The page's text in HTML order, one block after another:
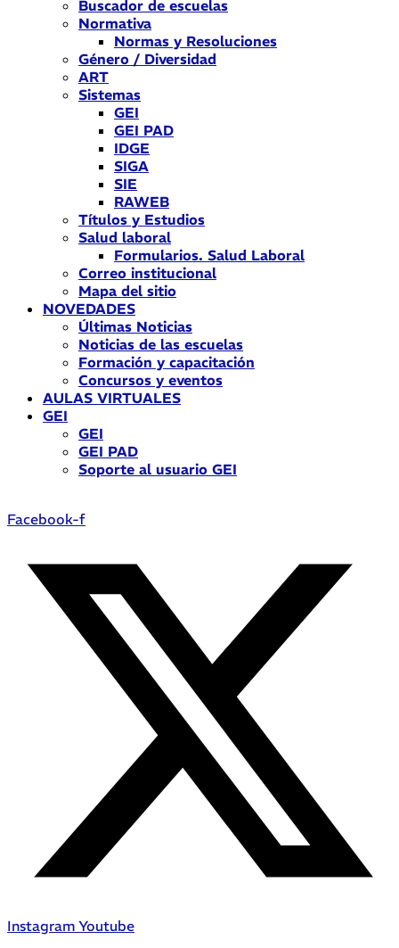
Buscador de escuelas
Normativa
Normas y Resoluciones
Género / Diversidad
ART
Sistemas
GEI
GEI PAD
IDGE
SIGA
SIE
RAWEB
Títulos y Estudios
Salud laboral
Formularios. Salud Laboral
Correo institucional
Mapa del sitio
NOVEDADES
Últimas Noticias
Noticias de las escuelas
Formación y capacitación
Concursos y eventos
AULAS VIRTUALES
GEI
GEI
GEI PAD
Soporte al usuario GEI
Facebook-f
Instagram Youtube